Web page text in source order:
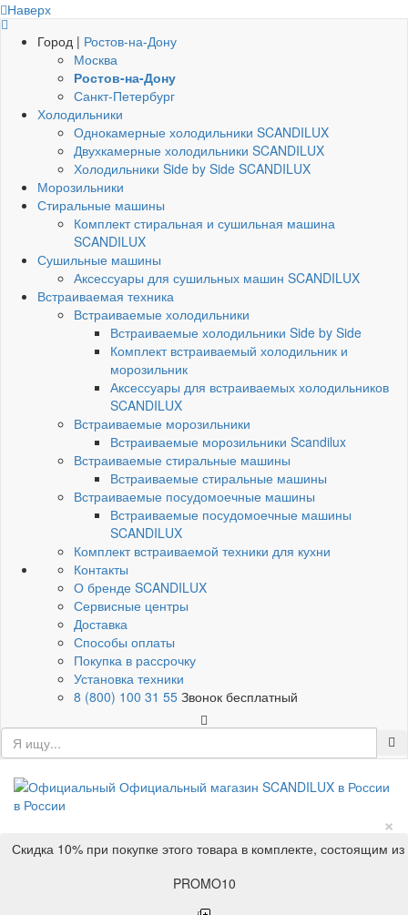
Наверх
Город | Ростов-на-Дону
Москва
Ростов-на-Дону
Санкт-Петербург
Холодильники
Однокамерные холодильники SCANDILUX
Двухкамерные холодильники SCANDILUX
Холодильники Side by Side SCANDILUX
Морозильники
Стиральные машины
Комплект стиральная и сушильная машина
SCANDILUX
Сушильные машины
Аксессуары для сушильных машин SCANDILUX
Встраиваемая техника
Встраиваемые холодильники
Встраиваемые холодильники Side by Side
Комплект встраиваемый холодильник и
морозильник
Аксессуары для встраиваемых холодильников
SCANDILUX
Встраиваемые морозильники
Встраиваемые морозильники Scandilux
Встраиваемые стиральные машины
Встраиваемые стиральные машины
Встраиваемые посудомоечные машины
Встраиваемые посудомоечные машины
SCANDILUX
Комплект встраиваемой техники для кухни
Контакты
О бренде SCANDILUX
Сервисные центры
Доставка
Способы оплаты
Покупка в рассрочку
Установка техники
8 (800) 100 31 55 Звонок бесплатный
×
Скидка 10% при покупке этого товара в комплекте, состоящим
PROMO10